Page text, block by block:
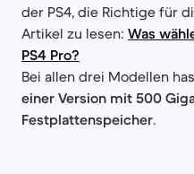
der PS4, die Richtige für
Artikel zu lesen: Was
PS4 Pro?
Bei allen drei Modellen
einer Version mit 500
Festplattenspeicher.